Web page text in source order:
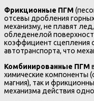
Фрикционные ПГМ
отсевы дробления
механизму, не плавят
обледенелой
коэффициент сцепления
автотранспорта, что
Комбинированные ПГМ
химические компоненты
магния), так и
механизма действия